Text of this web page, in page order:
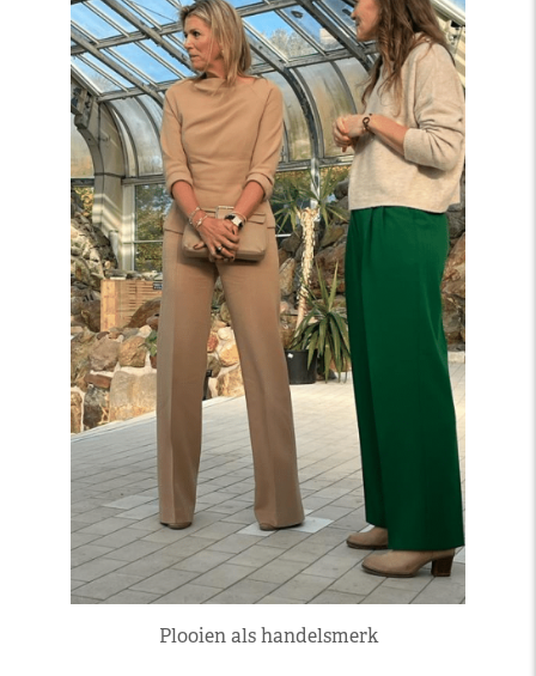
Plooien als handelsmerk